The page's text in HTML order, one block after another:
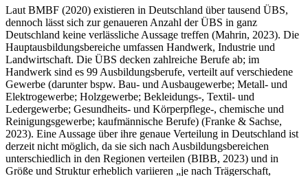
Laut BMBF (2020) existieren in Deutschland über tausend ÜBS,
dennoch lässt sich zur genaueren Anzahl der ÜBS in ganz
Deutschland keine verlässliche Aussage treffen (Mahrin, 2023). Die
Hauptausbildungsbereiche umfassen Handwerk, Industrie und
Landwirtschaft. Die ÜBS decken zahlreiche Berufe ab; im
Handwerk sind es 99 Ausbildungsberufe, verteilt auf verschiedene
Gewerbe (darunter bspw. Bau- und Ausbaugewerbe; Metall- und
Elektrogewerbe; Holzgewerbe; Bekleidungs-, Textil- und
Ledergewerbe; Gesundheits- und Körperpflege-, chemische und
Reinigungsgewerbe; kaufmännische Berufe) (Franke & Sachse,
2023). Eine Aussage über ihre genaue Verteilung in Deutschland ist
derzeit nicht möglich, da sie sich nach Ausbildungsbereichen
unterschiedlich in den Regionen verteilen (BIBB, 2023) und in
Größe und Struktur erheblich variieren „je nach Trägerschaft,